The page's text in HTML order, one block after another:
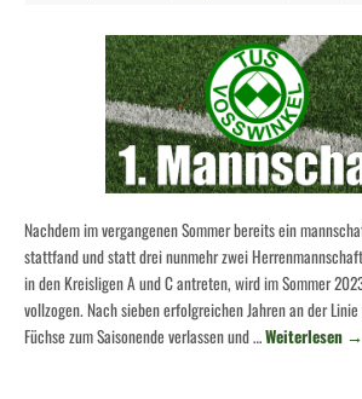
Nachdem im vergangenen Sommer bereits ein
stattfand und statt drei nunmehr zwei
in den Kreisligen A und C antreten, wird im Sommer
vollzogen. Nach sieben erfolgreichen Jahren an der
Füchse zum Saisonende verlassen und …Weiterlesen →